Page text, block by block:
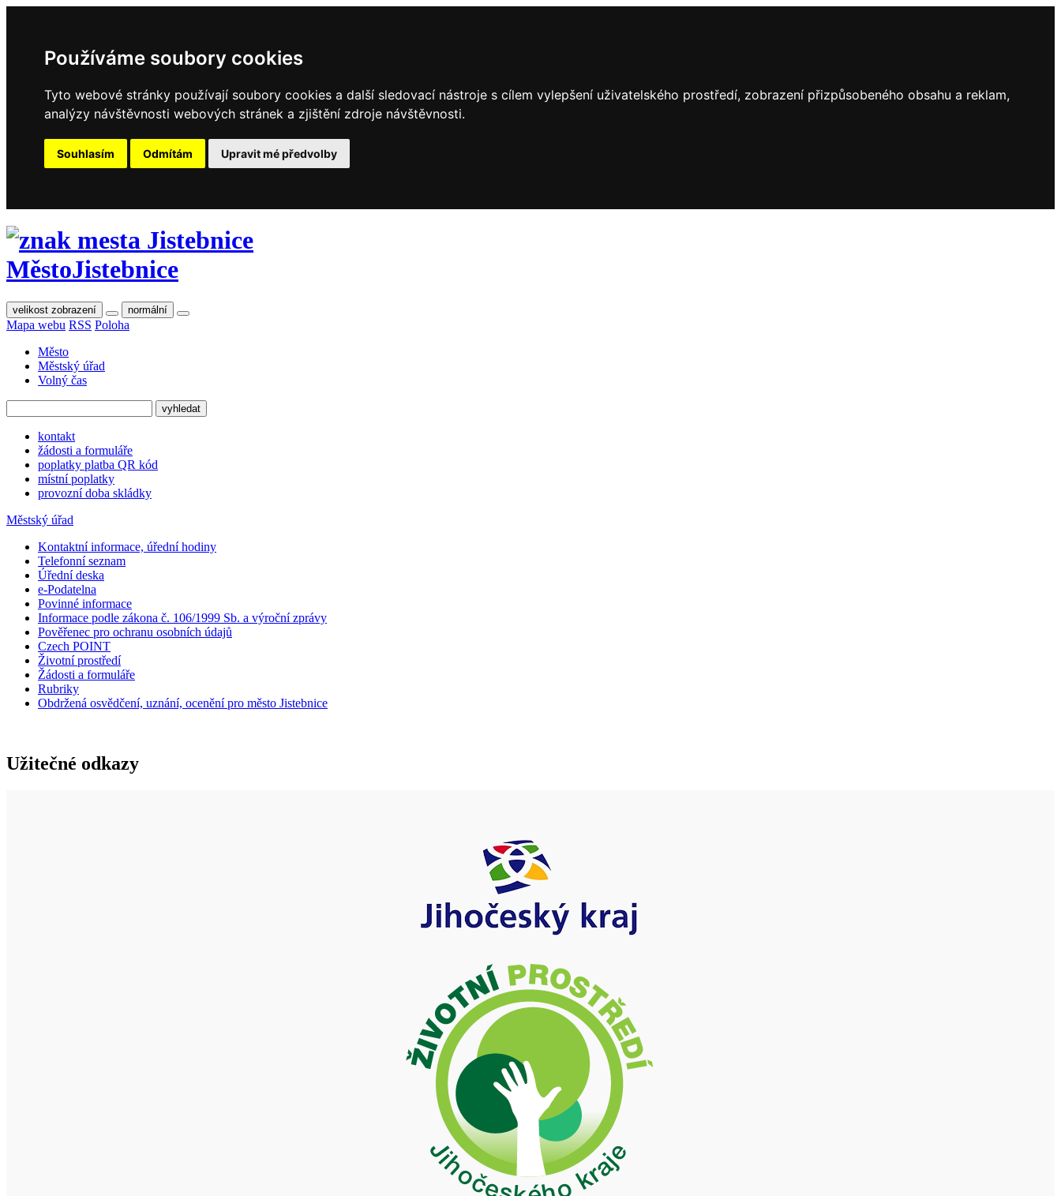
Používáme soubory cookies
Tyto webové stránky používají soubory cookies a další sledovací nástroje s cílem vylepšení uživatelského prostředí, zobrazení přizpůsobeného obsahu a reklam,
analýzy návštěvnosti webových stránek a zjištění zdroje návštěvnosti.
Souhlasím Odmítám Upravit mé předvolby
MěstoJistebnice
velikost zobrazení normální
Mapa webu RSS Poloha
Město
Městský úřad
Volný čas
kontakt
žádosti a formuláře
poplatky platba QR kód
místní poplatky
provozní doba skládky
Městský úřad
Kontaktní informace, úřední hodiny
Telefonní seznam
Úřední deska
e-Podatelna
Povinné informace
Informace podle zákona č. 106/1999 Sb. a výroční zprávy
Pověřenec pro ochranu osobních údajů
Czech POINT
Životní prostředí
Žádosti a formuláře
Rubriky
Obdržená osvědčení, uznání, ocenění pro město Jistebnice
Užitečné odkazy